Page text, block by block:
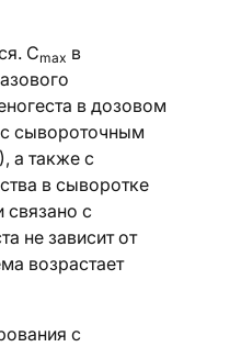
Cmax в
в дозовом
с сывороточным
а также с
в сыворотке
связано с
не зависит от
возрастает
с